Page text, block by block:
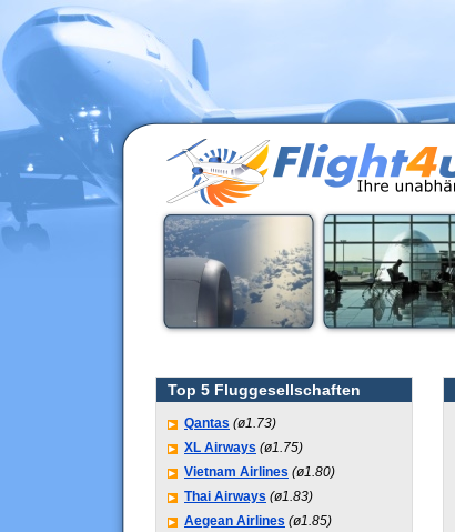
Top 5 Fluggesellschaften
Qantas (ø1.73)
XL Airways (ø1.75)
Vietnam Airlines (ø1.80)
Thai Airways (ø1.83)
Aegean Airlines (ø1.85)